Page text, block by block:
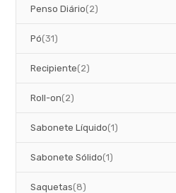
Penso Diário 2
artigos
Pó 31
artigos
Recipiente 2
artigos
Roll-on 2
artigos
Sabonete Líquido 1
artigo
Sabonete Sólido 1
artigo
Saquetas 8
artigos